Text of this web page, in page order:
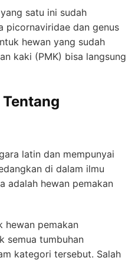
satu ini sudah
picornaviridae dan genus
hewan yang sudah
kaki (PMK) bisa langsung
latin dan mempunyai
di dalam ilmu
adalah hewan pemakan
hewan pemakan
semua tumbuhan
kategori tersebut. Salah